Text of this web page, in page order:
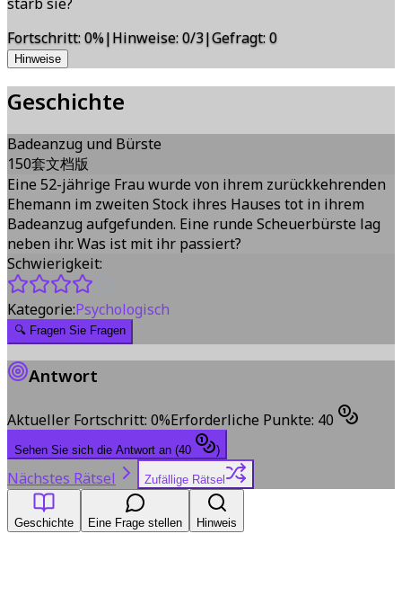
Fortschritt:0%|Hinweise:0/3|Gefragt:0
Hinweise
Geschichte
Badeanzug und Bürste
150套文档版
Eine 52-jährige Frau wurde von ihrem zurückkehrenden
Ehemann im zweiten Stock ihres Hauses tot in ihrem
Badeanzug aufgefunden. Eine runde Scheuerbürste lag
neben ihr. Was ist mit ihr passiert?
Schwierigkeit:
Kategorie:Psychologisch
🔍 Fragen Sie Fragen
Antwort
Aktueller Fortschritt: 0%Erforderliche Punkte: 40
Sehen Sie sich die Antwort an (40 )
Nächstes Rätsel Zufällige Rätsel
Geschichte Eine Frage stellen Hinweis